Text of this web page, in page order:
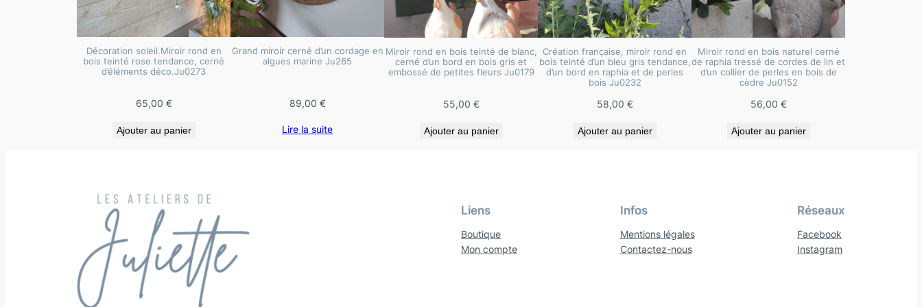
o
r
s
b
Décoration soleil.Miroir rond en
bois teinté rose tendance, cerné
d’éléments déco.Ju0273
65,00 €
Ajouter au panier
Grand miroir cerné d’un cordage en
algues marine Ju265
89,00 €
Lire la suite
Miroir rond en bois teinté de blanc,
cerné d’un bord en bois gris et
embossé de petites fleurs Ju0179
55,00 €
Ajouter au panier
Création française, miroir rond en
bois teinté d’un bleu gris tendance,
d’un bord en raphia et de perles
bois Ju0232
58,00 €
Ajouter au panier
Miroir rond en bois naturel cerné
de raphia tressé de cordes de lin et
d’un collier de perles en bois de
cèdre Ju0152
56,00 €
Ajouter au panier
Liens
Boutique
Mon compte
Infos
Mentions légales
Contactez-nous
Réseaux
Facebook
Instagram